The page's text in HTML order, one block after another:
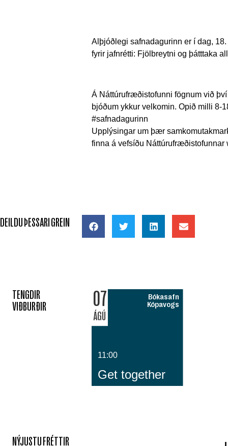
Alþjóðlegi safnadagurinn er í dag,
fyrir jafnrétti: Fjölbreytni og þátttaka
Á Náttúrufræðistofunni fögnum við
bjóðum ykkur velkomin. Opið milli 8-
#safnadagurinn
Upplýsingar um þær
finna á vefsíðu Náttúrufræðistofunnar
DEILDU ÞESSARI GREIN
TENGDIR
VIÐBURÐIR
07
ÁGÚ
Bókasafn
Kópavogs
11:00
Get together
NÝJUSTU FRÉTTIR